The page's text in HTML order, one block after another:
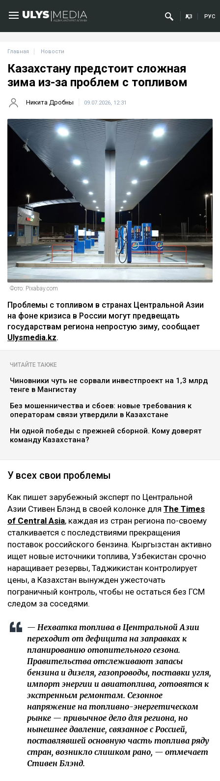
ҚАЗ РУС
Главная Новости
Казахстану предстоит сложная
зима из-за проблем с топливом
Никита Дробны 09.07.2026, 12:31
Фото: Pixabay.com
Проблемы с топливом в странах Центральной Азии
на фоне кризиса в России могут предвещать
государствам региона непростую зиму, сообщает
Ulysmedia.kz.
ЧИТАЙТЕ ТАКЖЕ
Чиновники чуть не сорвали инвестпроект на 1,3 млрд
тенге в Мангистау
Без мошенничества и сбоев: новые требования к
операторам связи утвердили в Казахстане
Ни одной победы с прежней сборной. Кому доверят
команду Казахстана?
У всех свои проблемы
Как пишет зарубежный эксперт по Центральной
Азии Стивен Блэнд в своей колонке для The Times
of Central Asia, каждая из стран региона по-своему
сталкивается с последствиями прекращения
поставок российского бензина. Кыргызстан активно
ищет новые источники топлива, Узбекистан срочно
наращивает резервы, Таджикистан контролирует
цены, а Казахстан вынужден ужесточать
пограничный контроль, чтобы не остаться без ГСМ
следом за соседями.
— Нехватка топлива в Центральной Азии
переходит от дефицита на заправках к
планированию отопительного сезона.
Правительства отслеживают запасы
бензина и дизеля, газопроводы, поставки угля,
импорт энергии и авиатоплива, готовятся к
экстренным ремонтам. Сезонное
напряжение на топливно-энергетическом
рынке — привычное дело для региона, но
нынешнее давление, связанное с Россией,
поставлявшей основную часть топлива ряду
стран, возникло слишком рано, — отмечает
Стивен Блэнд.